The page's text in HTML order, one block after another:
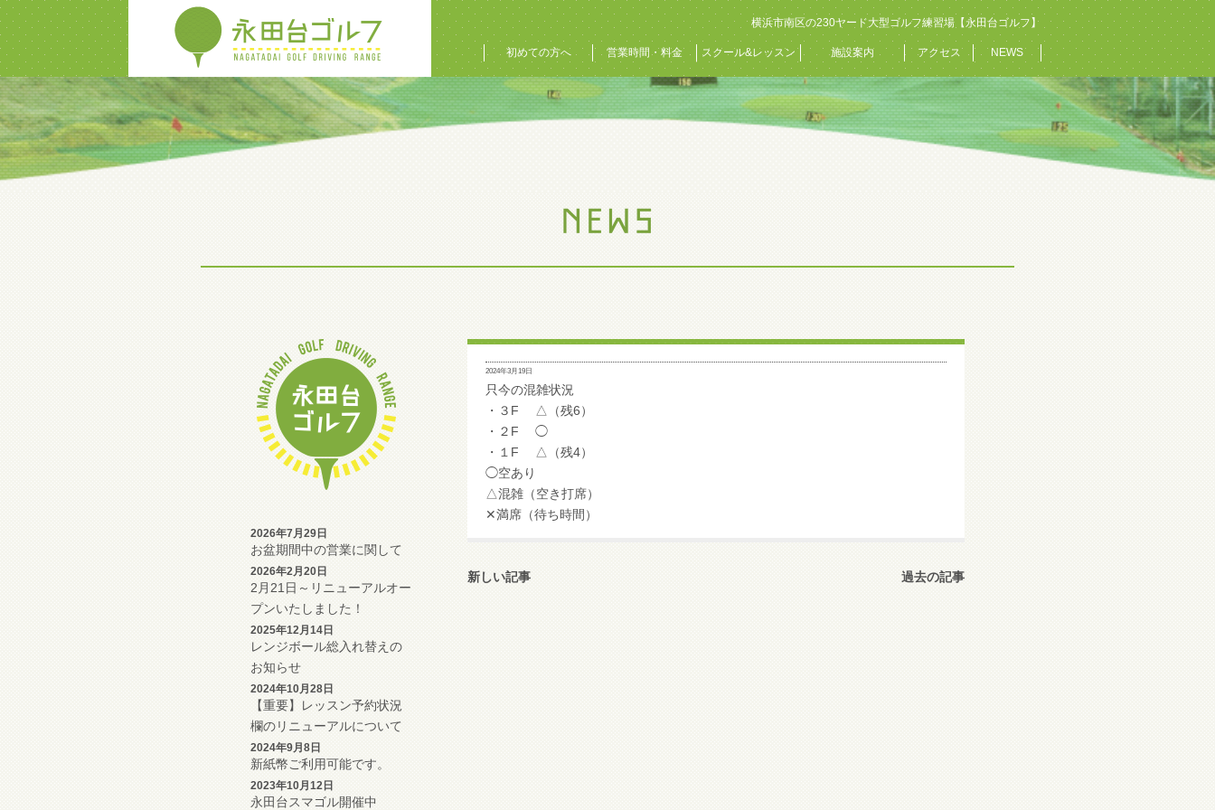
横浜市南区の230ヤード大型ゴルフ練習場【永田台ゴルフ】
初めての方へ 営業時間・料金 スクール&レッスン 施設案内 アクセス NEWS
2026年7月29日
お盆期間中の営業に関して
2026年2月20日
2月21日～リニューアルオー
プンいたしました！
2025年12月14日
レンジボール総入れ替えの
お知らせ
2024年10月28日
【重要】レッスン予約状況
欄のリニューアルについて
2024年9月8日
新紙幣ご利用可能です。
2023年10月12日
永田台スマゴル開催中
2024年3月19日
只今の混雑状況
・３F △（残6）
・２F ◯
・１F △（残4）
◯空あり
△混雑（空き打席）
✕満席（待ち時間）
新しい記事 過去の記事